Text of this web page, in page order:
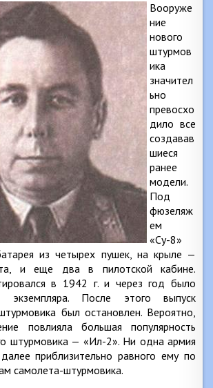
Вооруже
ние
нового
штурмов
ика
значител
ьно
превосхо
дило все
создавав
шиеся
ранее
модели.
Под
фюзеляж
ем
«Су-8»
из четырех пушек, на крыле —
и еще два в пилотской кабине.
в 1942 г. и через год было
После этого выпуск
был остановлен. Вероятно,
повлияла большая популярность
штурмовика — «Ил-2». Ни одна армия
приблизительно равного ему по
самолета-штурмовика.